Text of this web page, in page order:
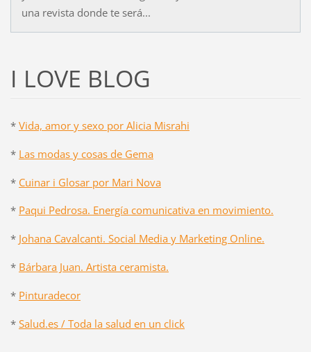
una revista donde te será...
I LOVE BLOG
* Vida, amor y sexo por Alicia Misrahi
* Las modas y cosas de Gema
* Cuinar i Glosar por Mari Nova
* Paqui Pedrosa. Energía comunicativa en movimiento.
* Johana Cavalcanti. Social Media y Marketing Online.
* Bárbara Juan. Artista ceramista.
* Pinturadecor
* Salud.es / Toda la salud en un click